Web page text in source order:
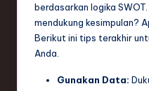
berdasarkan logika
mendukung kesimpulan?
Berikut ini tips terakhir
Anda.
Gunakan Data: